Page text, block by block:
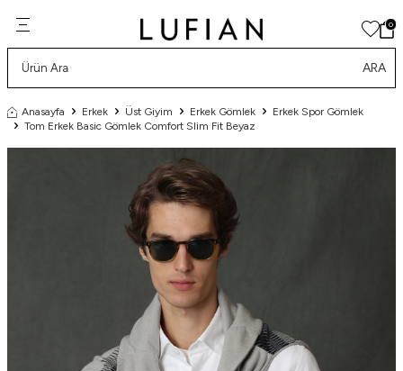
0
ARA
Anasayfa Erkek Üst Giyim Erkek Gömlek
Erkek Spor Gömlek
Tom Erkek Basic Gömlek Comfort Slim Fit Beyaz